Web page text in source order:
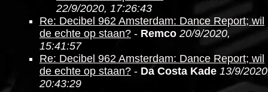
22/9/2020, 17:26:43
Re: Decibel 962 Amsterdam: Dance Report; wil
de echte op staan? - Remco 20/9/2020,
15:41:57
Re: Decibel 962 Amsterdam: Dance Report; wil
de echte op staan? - Da Costa Kade 13/9/
20:43:29